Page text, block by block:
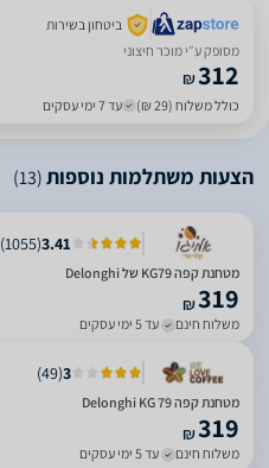
ביטחון בשירות
מסופק ע״י מוכר חיצוני
₪312
כולל משלוח (29 ₪) עד 7 ימי עסקים
הצעות משתלמות נוספות(13)
3.41
(
1055
)
מטחנת קפה KG79 של Delonghi
319
₪
משלוח חינם עד 5 ימי עסקים
3
(
49
)
מטחנת קפה Delonghi KG 79
319
₪
משלוח חינם עד 5 ימי עסקים